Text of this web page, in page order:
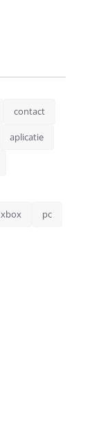
contact
aplicatie
xbox pc